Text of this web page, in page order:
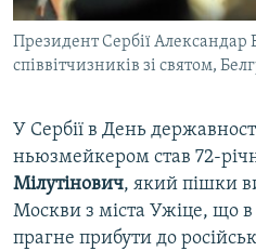
СВІДЧЕННЯ ОКУПАЦІЇ
УКРАЇНСЬКА ПРОБЛЕМА КРИМУ
Qırımtatar
Усі сайти RFE/RL
Президент Сербії Александар
співвітчизників зі святом,
У Сербії в День
ньюзмейкером став 72-
Мілутінович, який пішки
Москви з міста Ужіце, що в
прагне прибути до